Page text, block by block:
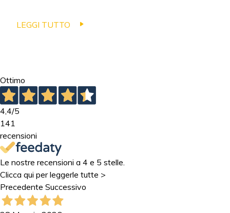
LEGGI TUTTO
Ottimo
4,4/5
141
recensioni
Le nostre recensioni a 4 e 5 stelle.
Clicca qui per leggerle tutte >
Precedente Successivo